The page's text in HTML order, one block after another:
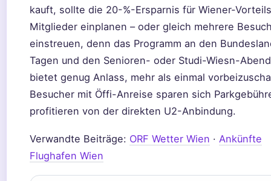
kauft, sollte die 20-%-Ersparnis für Wiener-
Mitglieder einplanen – oder gleich mehrere
einstreuen, denn das Programm an den
Tagen und den Senioren- oder Studi-Wiesn-
bietet genug Anlass, mehr als einmal
Besucher mit Öffi-Anreise sparen sich
profitieren von der direkten U2-Anbindung.
Verwandte Beiträge: ORF Wetter Wien · Ankünfte
Flughafen Wien